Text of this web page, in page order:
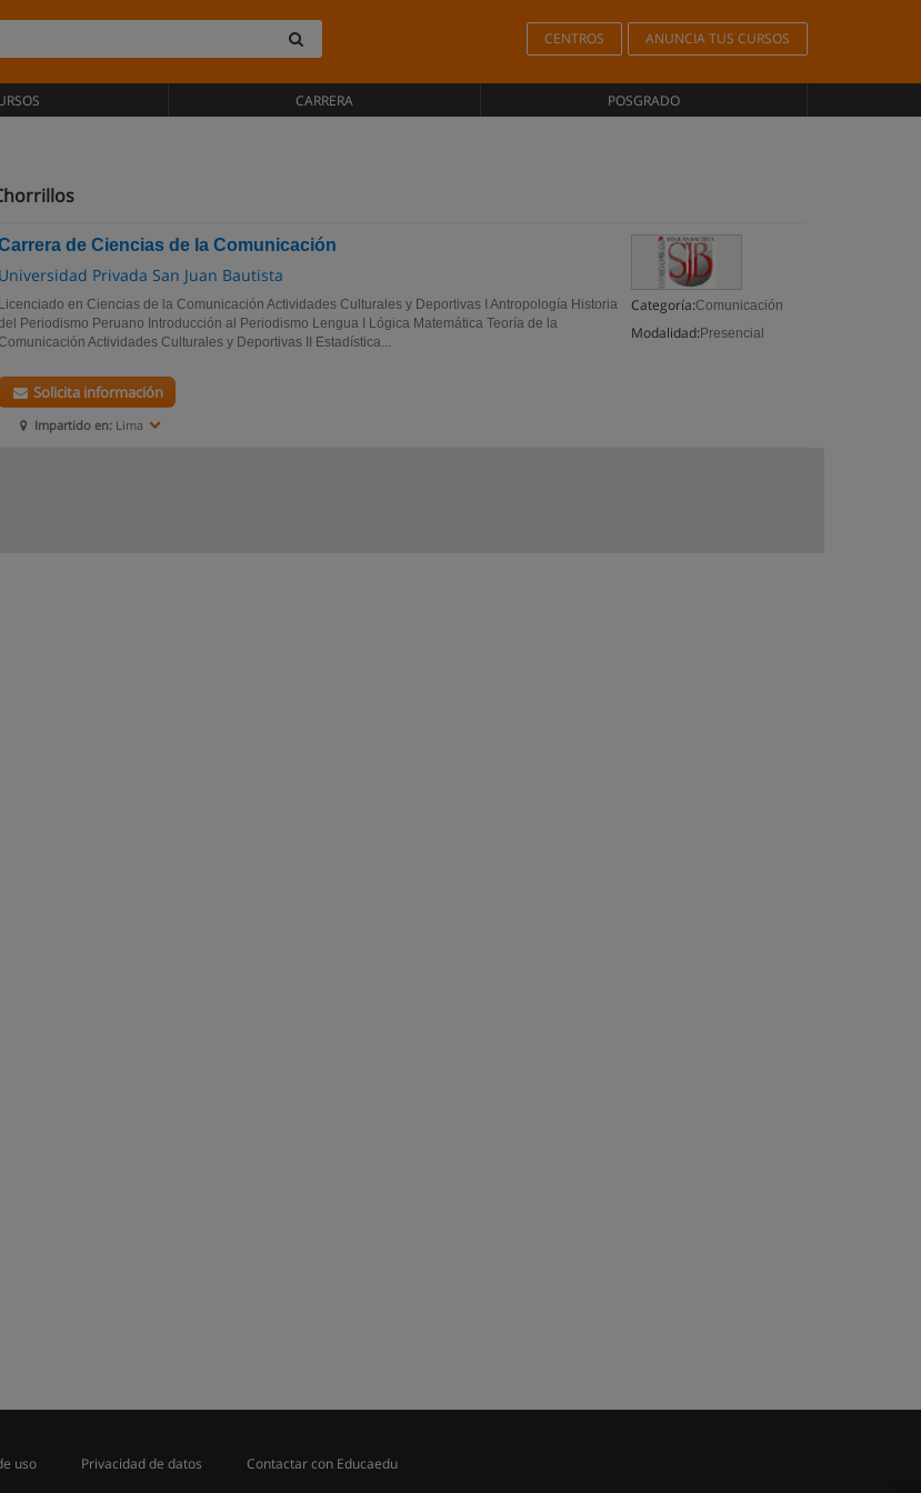
CENTROS ANUNCIA TUS CURSOS
CARRERA POSGRADO
de Ciencias de la Comunicación
Universidad Privada San Juan Bautista
Categoría:Comunicación
Modalidad: Presencial
Licenciado en Ciencias de la Comunicación Actividades Culturales y Deportivas I Antropología Historia
Periodismo Peruano Introducción al Periodismo Lengua I Lógica Matemática Teoría de la
Actividades Culturales y Deportivas II Estadística...
Impartido en: Lima
Solicita información
uso Privacidad de datos Contactar con Educaedu